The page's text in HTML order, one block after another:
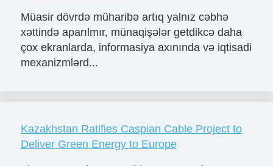
Müasir dövrdə müharibə artıq yalnız cəbhə
xəttində aparılmır, münaqişələr getdikcə daha
çox ekranlarda, informasiya axınında və iqtisadi
mexanizmlərd...
Kazakhstan Ratifies Caspian Cable Project to
Deliver Green Energy to Europe